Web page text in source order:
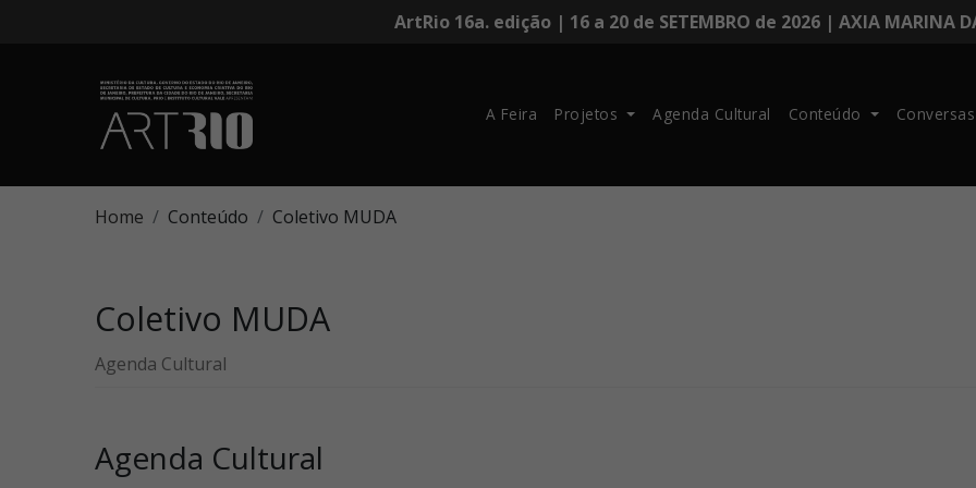
ArtRio 16a. edição | 16 a 20 de SETEMBRO de 2026 | AXIA MARINA
A Feira Projetos Agenda Cultural Conteúdo Conversas
Home Conteúdo Coletivo MUDA
Coletivo MUDA
Agenda Cultural
Agenda Cultural